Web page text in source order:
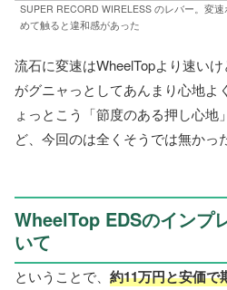
SUPER RECORD WIRELESS のレバー。変
めて触ると違和感があった
流石に変速はWheelTopより速い
がグニャっとしてあんまり心地よ
ょっとこう「節度のある押し心地
ど、今回のは全くそうでは無かった
WheelTop EDSのインプ
いて
ということで、 約11万円と安価で